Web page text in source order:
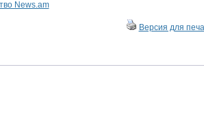
News.am
Версия для